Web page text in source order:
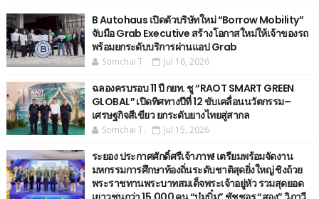
B Autohaus เปิดตัวบริษัทใหม่ “Borrow Mobility”
จับมือ Grab Executive สร้างโอกาสใหม่ให้เจ้าของรถ
พร้อมยกระดับบริการผ่านแอป Grab
Somchai T. Jul 16, 2026
ฉลองครบรอบ 11 ปี กยท. ชู “RAOT SMART GREEN
GLOBAL” เปิดทิศทางปีที่ 12 ขับเคลื่อนนวัตกรรม–
เศรษฐกิจสีเขียว ยกระดับยางไทยสู่สากล
Somchai T. Jul 15, 2026
ระยอง ประกาศศักดิ์ศรีเจ้าภาพ! เตรียมพร้อมจัดงาน
มหกรรมการศึกษาท้องถิ่นระดับชาติสุดยิ่งใหญ่ ชิงถ้วย
พระราชทานพระบาทสมเด็จพระเจ้าอยู่หัว รวมสุดยอด